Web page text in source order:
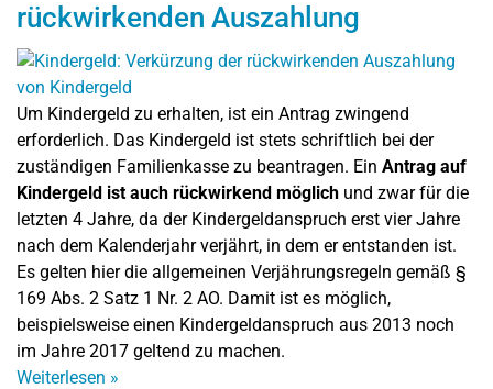
rückwirkenden Auszahlung
Um Kindergeld zu erhalten, ist ein Antrag zwingend
erforderlich. Das Kindergeld ist stets schriftlich bei der
zuständigen Familienkasse zu beantragen. Ein Antrag auf
Kindergeld ist auch rückwirkend möglich und zwar für die
letzten 4 Jahre, da der Kindergeldanspruch erst vier Jahre
nach dem Kalenderjahr verjährt, in dem er entstanden ist.
Es gelten hier die allgemeinen Verjährungsregeln gemäß §
169 Abs. 2 Satz 1 Nr. 2 AO. Damit ist es möglich,
beispielsweise einen Kindergeldanspruch aus 2013 noch
im Jahre 2017 geltend zu machen.
Weiterlesen »